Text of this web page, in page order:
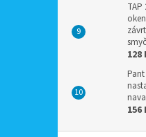
TAP
128
Pant
156